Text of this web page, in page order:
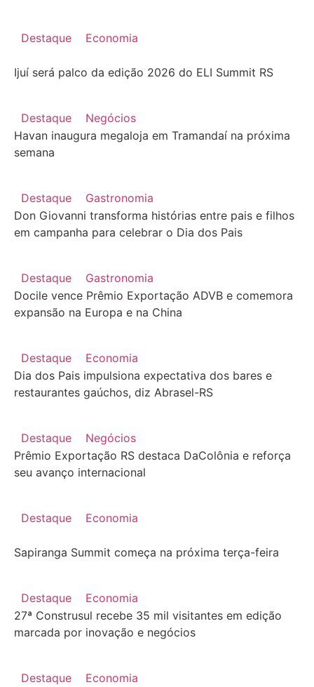
Destaque Economia
Ijuí será palco da edição 2026 do ELI Summit RS
Destaque
Negócios
Havan inaugura megaloja em Tramandaí na próxima
semana
Destaque
Gastronomia
Don Giovanni transforma histórias entre pais e filhos
em campanha para celebrar o Dia dos Pais
Destaque
Gastronomia
Docile vence Prêmio Exportação ADVB e comemora
expansão na Europa e na China
Destaque
Economia
Dia dos Pais impulsiona expectativa dos bares e
restaurantes gaúchos, diz Abrasel-RS
Destaque
Negócios
Prêmio Exportação RS destaca DaColônia e reforça
seu avanço internacional
Destaque Economia
Sapiranga Summit começa na próxima terça-feira
Destaque
Economia
27ª Construsul recebe 35 mil visitantes em edição
marcada por inovação e negócios
Destaque
Economia